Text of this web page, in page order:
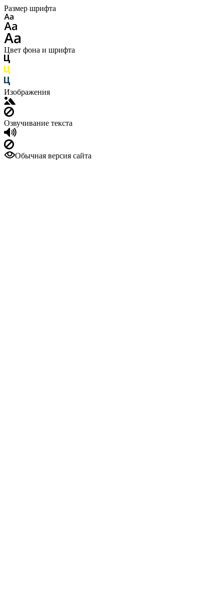
Размер шрифта
Цвет фона и шрифта
Изображения
Озвучивание текста
Обычная версия сайта